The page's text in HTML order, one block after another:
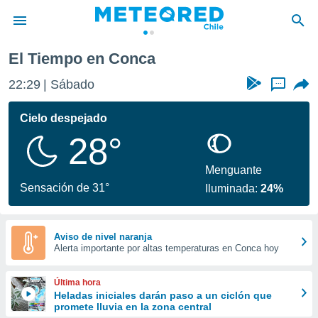
de
por
se
calidad.
a este
las
y
forma
digital
basada
El Tiempo en Conca
22:29 Sábado ...
Cielo despejado
28°
Sensación de 31°
Menguante
Iluminada:24%
Aviso de nivel naranja
Alerta importante por altas temperaturas en Conca hoy
Última hora
Heladas iniciales darán paso a un ciclón que
promete lluvia en la zona central